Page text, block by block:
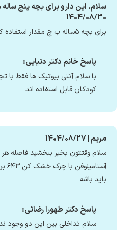
سلام. این دارو برای بچه پنج
1404/08/30
برای بچه ۵ساله ب چ مقدار استفاده کنیم
پاسخ خانم دکتر دنیایی:
با سلام آنتی بیوتیک ها فقط با
کودکان قابل استفاده اند
مریم | 1404/08/27
سلام وقتتون بخیر ببخشید فاصله هر
باید باشه
پاسخ دکتر طهورا رضائی:
سلام تداخلی بین این دو وجود